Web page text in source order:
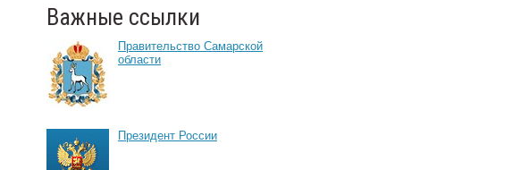
Важные ссылки
Правительство Самарской
области
Президент России